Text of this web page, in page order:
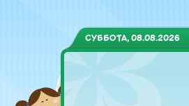
СУББОТА,08.08.2026